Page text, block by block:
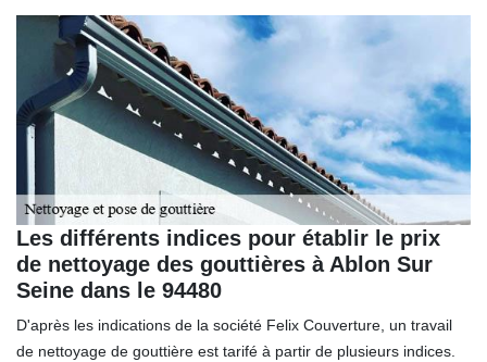
Les différents indices pour établir le prix
de nettoyage des gouttières à Ablon Sur
Seine dans le 94480
D'après les indications de la société Felix Couverture, un travail
de nettoyage de gouttière est tarifé à partir de plusieurs indices.